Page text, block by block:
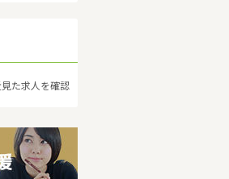
た求人を確認